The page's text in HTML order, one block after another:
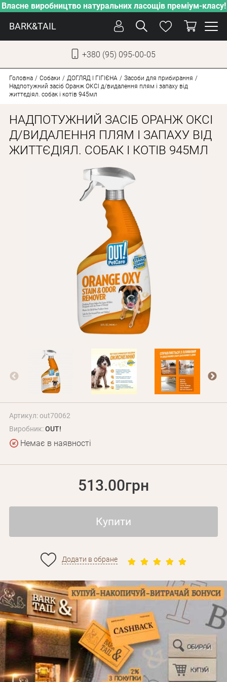
Власне виробництво натуральних ласощів преміум-класу!
BARK&TAIL
+380 (95) 095-00-05
ПІКЛУВАННЯ
ВІД СПЕКИ
ВЛАСНЕ ВИРОБНИЦТВО
НОВИНКИ
АКЦІЇ
ДЛЯ КОТІВ
Оплата і доставка
Програма лояльності
Про Нас
Оптовим клієнтам
Контакти
+380 (95) 095-00-05
Головна Собаки ДОГЛЯД І ГІГІЄНА
Засоби для прибирання
Надпотужний засіб Оранж ОКСІ д/видалення плям і запаху від
життєдіял. собак і котів 945мл
НАДПОТУЖНИЙ ЗАСІБ ОРАНЖ ОКСІ
Д/ВИДАЛЕННЯ ПЛЯМ І ЗАПАХУ ВІД
ЖИТТЄДІЯЛ. СОБАК І КОТІВ 945МЛ
Артикул: out70062
Виробник:OUT!
Немає в наявності
513.00грн
Купити
Додати в обране